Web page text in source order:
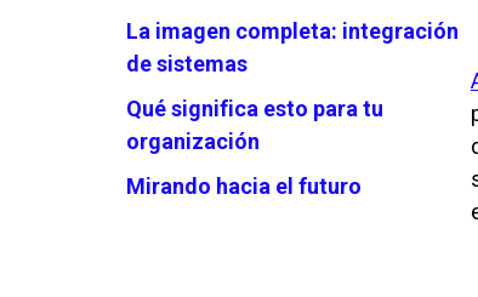
La imagen completa: integración
de sistemas
Qué significa esto para tu
organización
Mirando hacia el futuro